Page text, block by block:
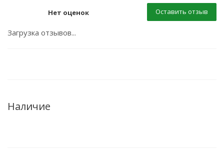
Нет оценок Оставить отзыв
Загрузка отзывов...
Наличие